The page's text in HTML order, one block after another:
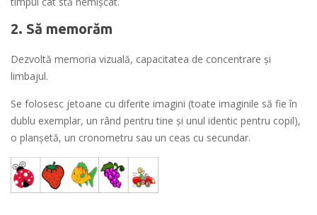
2. Să memorăm
Dezvoltă memoria vizuală, capacitatea de concentrare și
limbajul.
Se folosesc jetoane cu diferite imagini (toate imaginile să fie în
dublu exemplar, un rând pentru tine și unul identic pentru copil),
o planșetă, un cronometru sau un ceas cu secundar.